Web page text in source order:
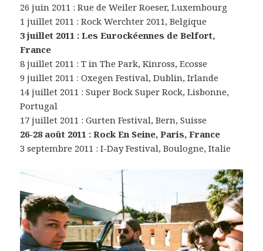
26 juin 2011 : Rue de Weiler Roeser, Luxembourg
1 juillet 2011 : Rock Werchter 2011, Belgique
3 juillet 2011 : Les Eurockéennes de Belfort,
France
8 juillet 2011 : T in The Park, Kinross, Ecosse
9 juillet 2011 : Oxegen Festival, Dublin, Irlande
14 juillet 2011 : Super Bock Super Rock, Lisbonne,
Portugal
17 juillet 2011 : Gurten Festival, Bern, Suisse
26-28 août 2011 : Rock En Seine, Paris, France
3 septembre 2011 : I-Day Festival, Boulogne, Italie